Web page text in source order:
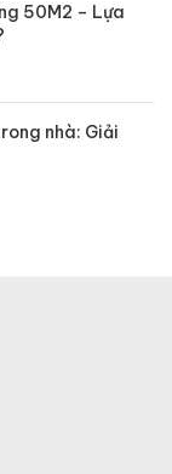
50M2 – Lựa
nhà: Giải